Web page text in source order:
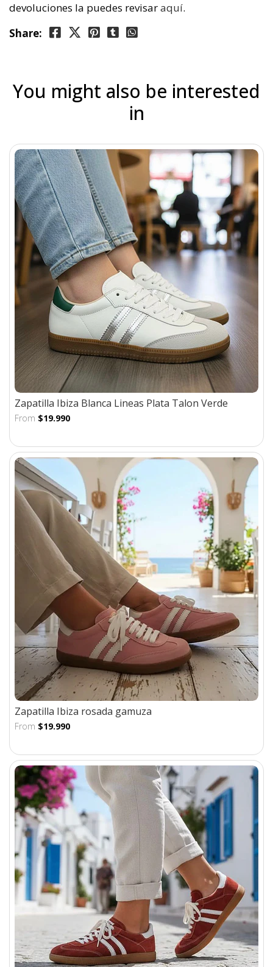
devoluciones la puedes revisaraquí.
Share:
You might also be interested
in
Zapatilla Ibiza Blanca Lineas Plata Talon Verde
From $19.990
Zapatilla Ibiza rosada gamuza
From $19.990